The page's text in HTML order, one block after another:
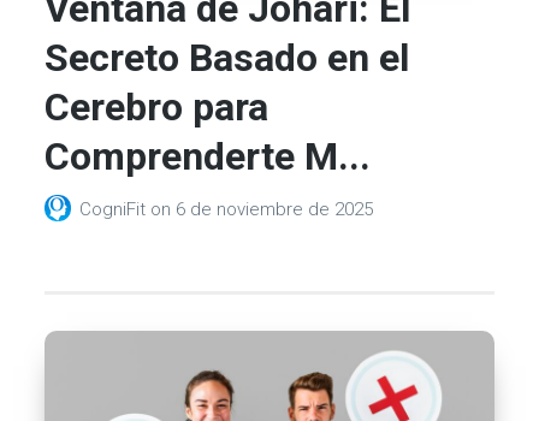
Secreto Basado en el
Cerebro para
Comprenderte M...
CogniFit on 6 de noviembre de 2025